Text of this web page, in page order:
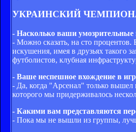
УКРАИНСКИЙ
- Насколько ваши
- Можно сказать, на сто
искушения, имея в друзьях такого
футболистов, клубная
- Ваше неспешное вхождение в
- Да, когда "Арсенал" только вышел
которого мы придерживалось
- Какими вам представляются
- Пока мы не вышли из группы,